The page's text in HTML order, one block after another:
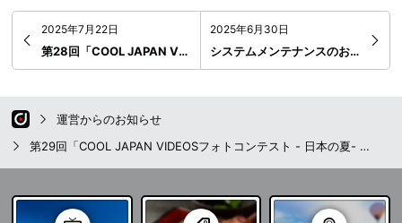
2025年7月22日
第28回「COOL JAPAN VIDEOSフォトコンテスト - 脈々と受け継がれる日本の風景 -」結果発表のお知らせ
2025年6月30日
システムメンテナンスのお知らせ
運営からのお知らせ
第29回「COOL JAPAN VIDEOSフォトコンテスト - 日本の夏- 」キャンペーン開催のお知らせ